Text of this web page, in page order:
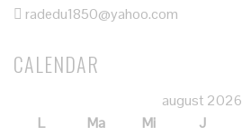
radedu1850@yahoo.com
CALENDAR
august 2026
L
Ma Mi J